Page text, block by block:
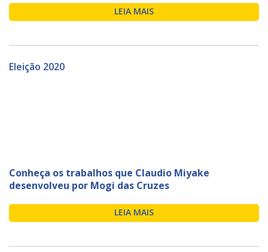
LEIA MAIS
Eleição 2020
Conheça os trabalhos que Claudio Miyake
desenvolveu por Mogi das Cruzes
LEIA MAIS